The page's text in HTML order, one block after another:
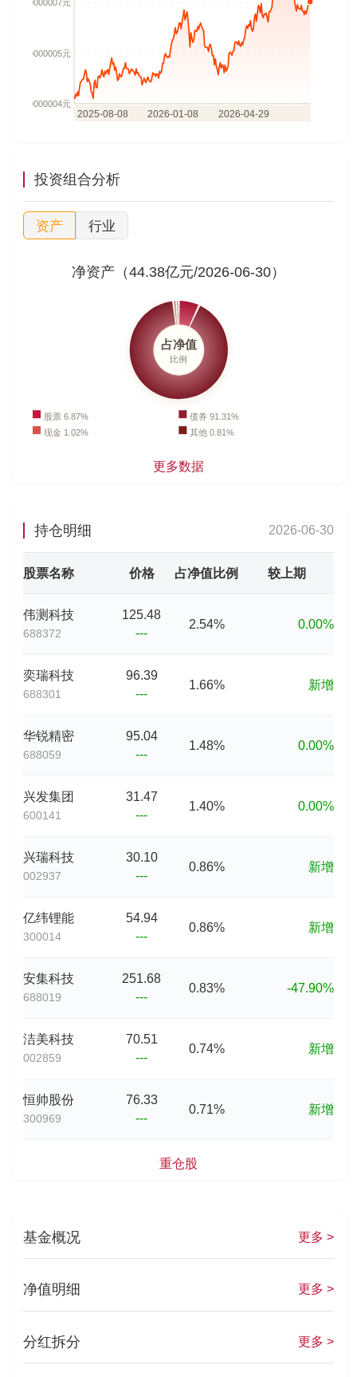
投资组合分析
资产 行业
净资产（44.38亿元/2026-06-30）
更多数据
持仓明细 2026-06-30
股票名称 价格 占净值比例 较上期
伟测科技
688372
125.48
---
2.54% 0.00%
奕瑞科技
688301
96.39
---
1.66% 新增
华锐精密
688059
95.04
---
1.48% 0.00%
兴发集团
600141
31.47
---
1.40% 0.00%
兴瑞科技
002937
30.10
---
0.86% 新增
亿纬锂能
300014
54.94
---
0.86% 新增
安集科技
688019
251.68
---
0.83% -47.90%
洁美科技
002859
70.51
---
0.74% 新增
恒帅股份
300969
76.33
---
0.71% 新增
重仓股
基金概况 更多 >
净值明细 更多 >
分红拆分 更多 >